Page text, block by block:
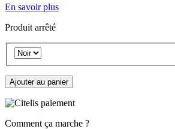
En savoir plus
Produit arrêté
Ajouter au panier
Comment ça marche ?